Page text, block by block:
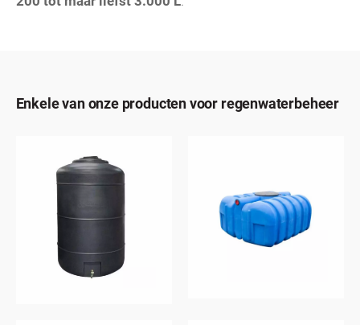
Enkele van onze producten voor regenwaterbeheer